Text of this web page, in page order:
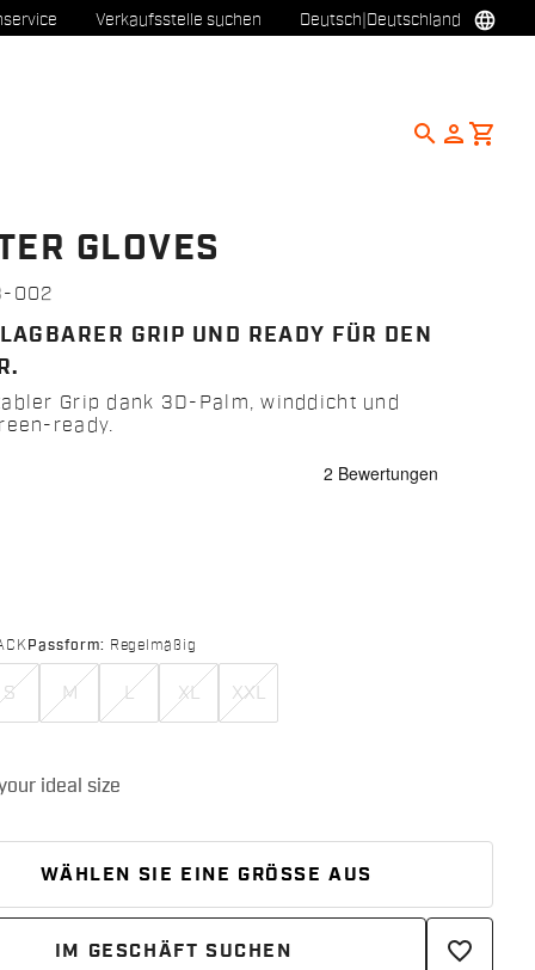
Verkaufsstelle suchen Deutsch Deutschland language
search person shopping_cart
GLOVES
002
GRIP UND READY FÜR DEN
Grip dank 3D-Palm, winddicht und
ready.
Passform: Regelmäßig
S M L XL XXL
WÄHLEN SIE EINE GRÖSSE AUS
IM GESCHÄFT SUCHEN favorite_border